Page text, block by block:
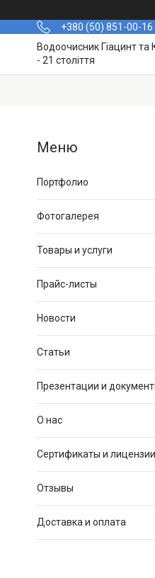
+380 (50) 851-00-16
Водоочисник Гіацинт та
- 21 століття
Портфолио
Фотогалерея
Товары и услуги
Прайс-листы
Новости
Статьи
Презентации и
О нас
Сертификаты и лицензии
Отзывы
Доставка и оплата